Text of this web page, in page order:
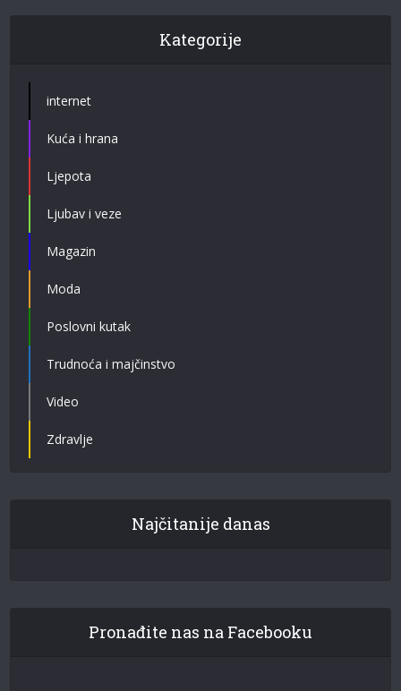
Kategorije
internet
Kuća i hrana
Ljepota
Ljubav i veze
Magazin
Moda
Poslovni kutak
Trudnoća i majčinstvo
Video
Zdravlje
Najčitanije danas
Pronađite nas na Facebooku